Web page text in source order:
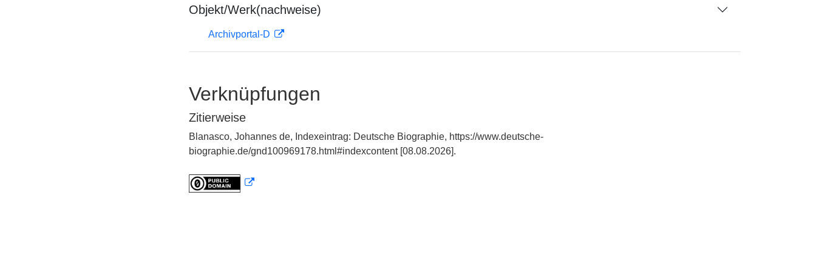
Objekt/Werk(nachweise)
Archivportal-D
Verknüpfungen
Zitierweise
Blanasco, Johannes de, Indexeintrag: Deutsche Biographie, https://www.deutsche-
biographie.de/gnd100969178.html#indexcontent [08.08.2026].